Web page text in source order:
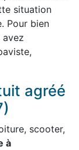
situation
Pour bien
avez
agréé
scooter,
à